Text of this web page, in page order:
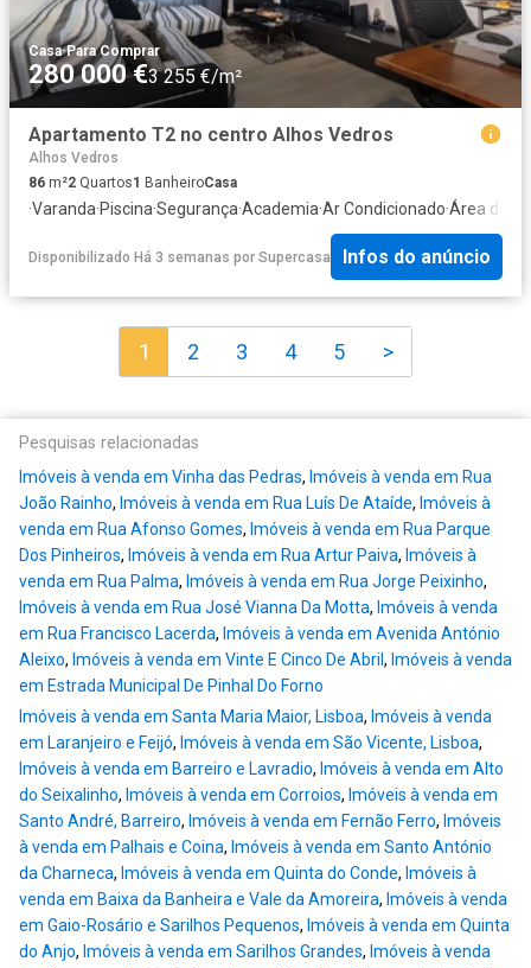
Casa·Para Comprar
280 000 €3 255 €/m²
Apartamento T2 no centro Alhos Vedros
Alhos Vedros
86 m²2 Quartos1 BanheiroCasa
·Varanda·Piscina·Segurança·Academia·Ar Condicionado·Área das
Disponibilizado Há 3 semanas por Supercasa Infos do anúncio
1 2 3 4 5 >
Pesquisas relacionadas
Imóveis à venda em Vinha das Pedras, Imóveis à venda em Rua
João Rainho, Imóveis à venda em Rua Luís De Ataíde, Imóveis à
venda em Rua Afonso Gomes, Imóveis à venda em Rua Parque
Dos Pinheiros, Imóveis à venda em Rua Artur Paiva, Imóveis à
venda em Rua Palma, Imóveis à venda em Rua Jorge Peixinho,
Imóveis à venda em Rua José Vianna Da Motta, Imóveis à venda
em Rua Francisco Lacerda, Imóveis à venda em Avenida António
Aleixo, Imóveis à venda em Vinte E Cinco De Abril , Imóveis à venda
em Estrada Municipal De Pinhal Do Forno
Imóveis à venda em Santa Maria Maior, Lisboa, Imóveis à venda
em Laranjeiro e Feijó, Imóveis à venda em São Vicente, Lisboa,
Imóveis à venda em Barreiro e Lavradio, Imóveis à venda em Alto
do Seixalinho, Imóveis à venda em Corroios, Imóveis à venda em
Santo André, Barreiro, Imóveis à venda em Fernão Ferro, Imóveis
à venda em Palhais e Coina, Imóveis à venda em Santo António
da Charneca, Imóveis à venda em Quinta do Conde, Imóveis à
venda em Baixa da Banheira e Vale da Amoreira, Imóveis à venda
em Gaio-Rosário e Sarilhos Pequenos, Imóveis à venda em Quinta
do Anjo, Imóveis à venda em Sarilhos Grandes, Imóveis à venda